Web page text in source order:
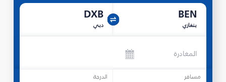
BEN
بنغازي
DXB
دبي
المغادرة
مسافر الدرجة